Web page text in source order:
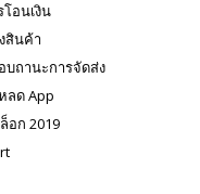
โอนเงิน
สินค้า
บถานะการจัดส่ง
ลด App
อก 2019